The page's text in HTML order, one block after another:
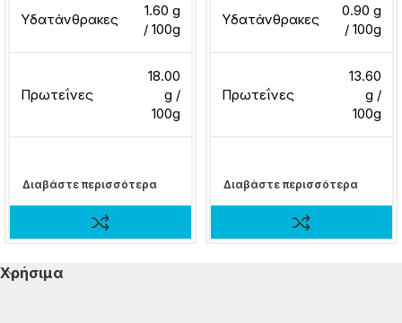
Υδατάνθρακες
1.60 g
/ 100g
Πρωτεΐνες
18.00
g /
100g
Διαβάστε περισσότερα
Υδατάνθρακες
0.90 g
/ 100g
Πρωτεΐνες
13.60
g /
100g
Διαβάστε περισσότερα
Χρήσιμα